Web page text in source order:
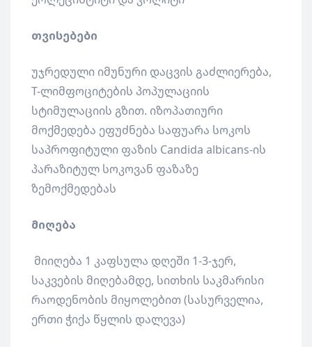
თვისებები
უჯრედული იმუნური დაცვის გაძლიერება,
T-ლიმფოციტების პოპულაციის
სტიმულაციის გზით. იზოპათიური
მოქმედება ეფუძნება საფუარა სოკოს
საპროფიტული ფაზის Candida albicans-ის
პარაზიტულ სოკოვან ფაზაზე
ზემოქმედებას
მიღება
მიიღება 1 კაფსულა დღეში 1-3-ჯერ,
საკვების მიღებამდე, სითხის საკმარისი
რაოდენობის მიყოლებით (სასურველია,
ერთი ჭიქა წყლის დალევა)